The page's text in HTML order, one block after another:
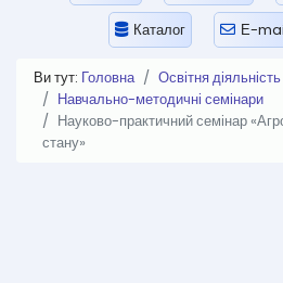
Каталог Е-
Ви тут: Головна
Освітня діяльність
Навчально-методичні семінари
Науково-практичний семінар
стану»